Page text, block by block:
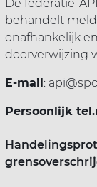
De federatie-
behandelt
onafhankelijk
doorverwijzing
E-mail:
Persoonlijk